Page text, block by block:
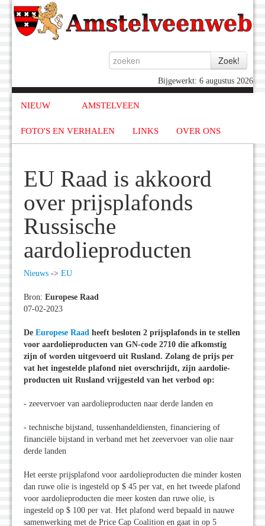
Bijgewerkt: 6 augustus 2026
NIEUW AMSTELVEEN
FOTO'S EN VERHALEN LINKS OVER ONS
EU Raad is akkoord
over prijsplafonds
Russische
aardolieproducten
Nieuws -> EU
Bron: Europese Raad
07-02-2023
De Europese Raad heeft besloten 2 prijsplafonds in te stellen
voor aardolieproducten van GN-code 2710 die afkomstig
zijn of worden uitgevoerd uit Rusland. Zolang de prijs per
vat het ingestelde plafond niet overschrijdt, zijn aardolie­
producten uit Rusland vrijgesteld van het verbod op:
- zeevervoer van aardolieproducten naar derde landen en
- technische bijstand, tussenhandel­diensten, financiering of
financiële bijstand in verband met het zeevervoer van olie naar
derde landen
Het eerste prijsplafond voor aardolie­producten die minder kosten
dan ruwe olie is ingesteld op $ 45 per vat, en het tweede plafond
voor aardolieproducten die meer kosten dan ruwe olie, is
ingesteld op $ 100 per vat. Het plafond werd bepaald in nauwe
samenwerking met de Price Cap Coalition en gaat in op 5